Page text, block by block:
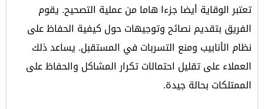
تعتبر الوقاية أيضا جزءا هاما من عملية التصحيح. يقوم
الفريق بتقديم نصائح وتوجيهات حول كيفية الحفاظ على
نظام الأنابيب ومنع التسربات في المستقبل. يساعد ذلك
العملاء على تقليل احتمالات تكرار المشاكل والحفاظ على
الممتلكات بحالة جيدة.